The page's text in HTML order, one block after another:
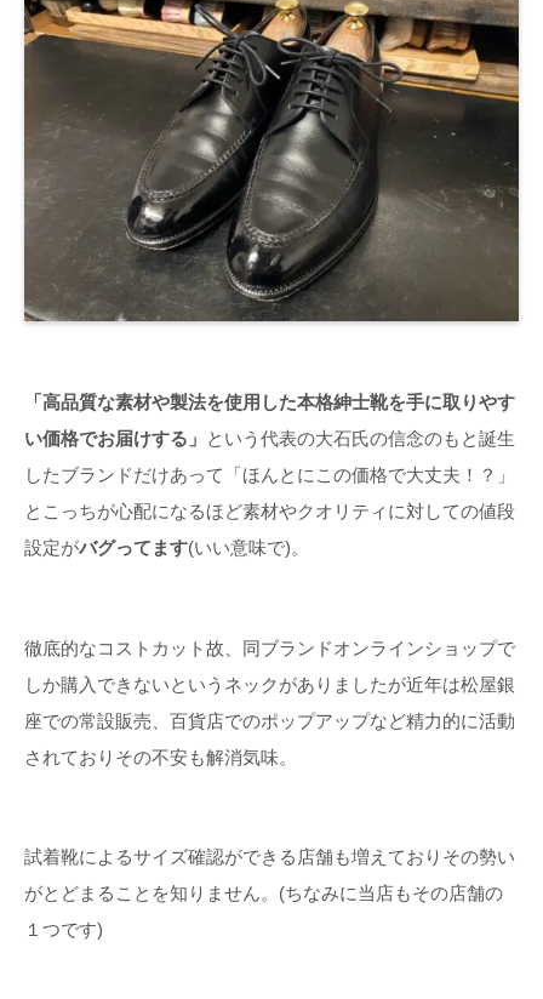
「高品質な素材や製法を使用した本格紳士靴を手に取りやす
い価格でお届けする」 という代表の大石氏の信念のもと誕生
したブランドだけあって「ほんとにこの価格で大丈夫！？」
とこっちが心配になるほど素材やクオリティに対しての値段
設定がバグってます(いい意味で)。
徹底的なコストカット故、同ブランドオンラインショップで
しか購入できないというネックがありましたが近年は松屋銀
座での常設販売、百貨店でのポップアップなど精力的に活動
されておりその不安も解消気味。
試着靴によるサイズ確認ができる店舗も増えておりその勢い
がとどまることを知りません。(ちなみに当店もその店舗の
１つです)